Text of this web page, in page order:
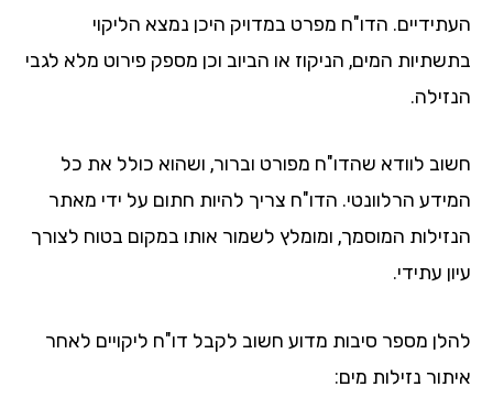
הדו"ח מפרט במדויק היכן נמצא הליקוי
המים, הניקוז או הביוב וכן מספק פירוט מלא לגבי
לוודא שהדו"ח מפורט וברור, ושהוא כולל את כל
הרלוונטי. הדו"ח צריך להיות חתום על ידי מאתר
המוסמך, ומומלץ לשמור אותו במקום בטוח לצורך
עתידי.
מספר סיבות מדוע חשוב לקבל דו"ח ליקויים לאחר
נזילות מים: